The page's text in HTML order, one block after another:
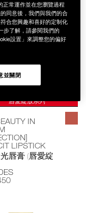
唇愛綻放系列
IN
LIPSTICK
唇膏 (唇愛綻
正常運作並在您瀏覽過程
同意後，我們與我們的合
合您興趣和喜好的定制化
步了解，請參閱我們的
設置」來調整您的偏好
並關閉